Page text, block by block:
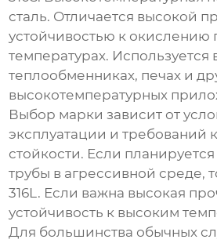
сталь. Отличается высокой
устойчивостью к окислению
температурах. Используется
теплообменниках, печах и
высокотемпературных
Выбор марки зависит от
эксплуатации и требований
стойкости. Если
трубы в агрессивной среде,
316L. Если важна высокая
устойчивость к высоким
Для большинства обычных